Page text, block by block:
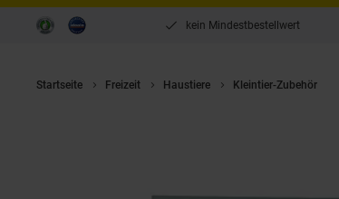
kein Mindestbestellwert
Startseite Freizeit Haustiere Kleintier-Zubehör